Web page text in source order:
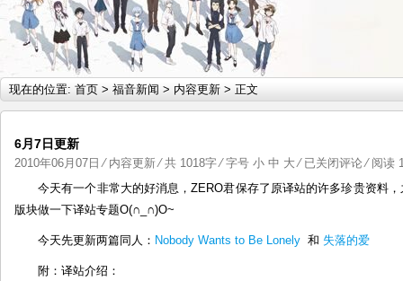
现在的位置: 首页 > 福音新闻 > 内容更新 > 正文
6月7日更新
2010年06月07日 ⁄ 内容更新⁄ 共 1018字 ⁄ 字号 小 中 大 ⁄ 6
月
更
已关闭评论⁄ 阅读
今天有一个非常大的好消息，ZERO君保存了原译站的许多珍贵资料
版块做一下译站专题O(∩_∩)O~
今天先更新两篇同人： Nobody Wants to Be Lonely 和 失落的爱
附：译站介绍：